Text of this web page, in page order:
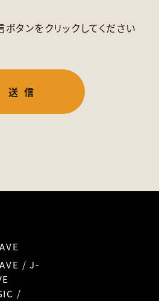
タンをクリックしてください
/ J-
/